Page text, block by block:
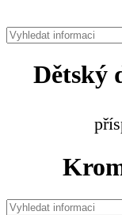
Dětský